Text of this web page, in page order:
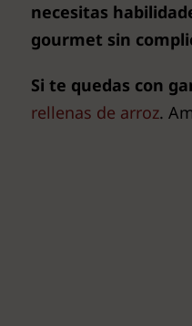
necesitas
gourmet sin
Si te quedas con
rellenas de arroz.